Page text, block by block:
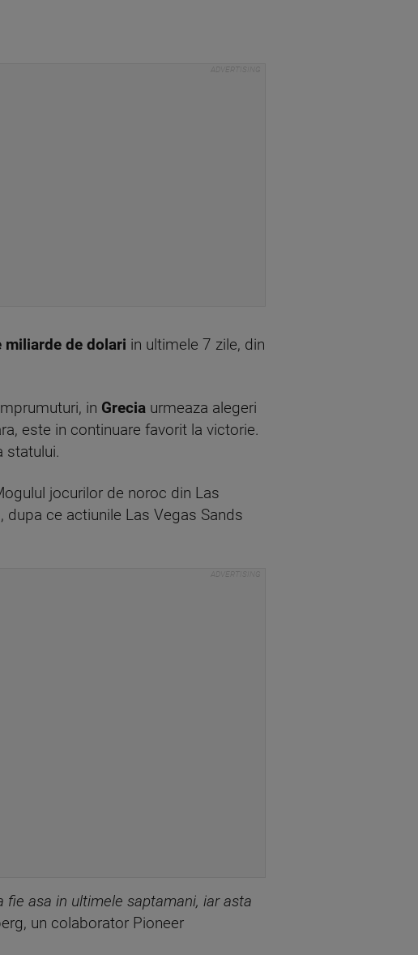
miliarde de dolari in ultimele 7 zile, din
in Grecia urmeaza alegeri
este in continuare favorit la victorie.
statului.
jocurilor de noroc din Las
ce actiunile Las Vegas Sands
asa in ultimele saptamani, iar asta
un colaborator Pioneer